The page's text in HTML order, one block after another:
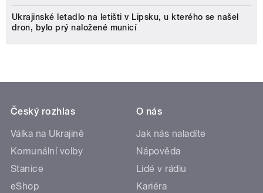
Ukrajinské letadlo na letišti v Lipsku, u kterého se našel
dron, bylo prý naložené municí
Český rozhlas
Válka na Ukrajině
Komunální volby
Stanice
eShop
O nás
Jak nás naladíte
Nápověda
Lidé v rádiu
Kariéra